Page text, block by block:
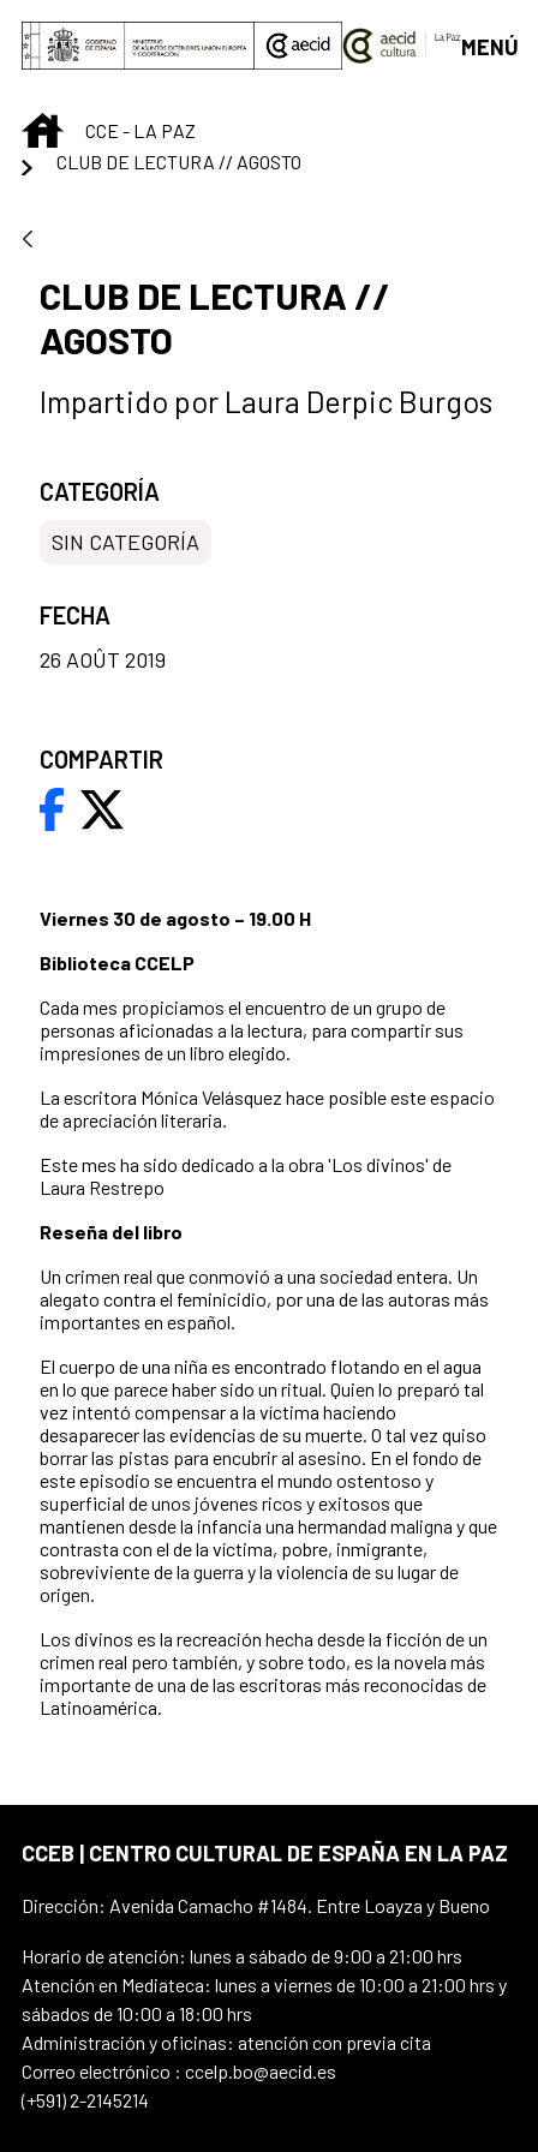
Saut au contenu principal
MENÚ
INICIOCCE - LA PAZ
CLUB DE LECTURA // AGOSTO
CLUB DE LECTURA //
AGOSTO
Impartido por Laura Derpic Burgos
Viernes 30 de agosto – 19.00 H
Biblioteca CCELP
Cada mes propiciamos el encuentro de un grupo de
personas aficionadas a la lectura, para compartir sus
impresiones de un libro elegido.
La escritora Mónica Velásquez hace posible este espacio
de apreciación literaria.
Este mes ha sido dedicado a la obra 'Los divinos' de
Laura Restrepo
Reseña del libro
Un crimen real que conmovió a una sociedad entera. Un
alegato contra el feminicidio, por una de las autoras más
importantes en español.
El cuerpo de una niña es encontrado flotando en el agua
en lo que parece haber sido un ritual. Quien lo preparó tal
vez intentó compensar a la víctima haciendo
desaparecer las evidencias de su muerte. O tal vez quiso
borrar las pistas para encubrir al asesino. En el fondo de
este episodio se encuentra el mundo ostentoso y
superficial de unos jóvenes ricos y exitosos que
mantienen desde la infancia una hermandad maligna y que
contrasta con el de la víctima, pobre, inmigrante,
sobreviviente de la guerra y la violencia de su lugar de
origen.
Los divinos es la recreación hecha desde la ficción de un
crimen real pero también, y sobre todo, es la novela más
importante de una de las escritoras más reconocidas de
Latinoamérica.
CATEGORÍA
SIN CATEGORÍA
FECHA
26 AOÛT 2019
COMPARTIR
CCEB | CENTRO CULTURAL DE ESPAÑA EN LA PAZ
Dirección: Avenida Camacho #1484. Entre Loayza y Bueno
Horario de atención: lunes a sábado de 9:00 a 21:00 hrs
Atención en Mediateca: lunes a viernes de 10:00 a 21:00 hrs y
sábados de 10:00 a 18:00 hrs
Administración y oficinas: atención con previa cita
Correo electrónico : ccelp.bo@aecid.es
(+591) 2-2145214